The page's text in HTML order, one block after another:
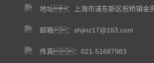
地址：上海市浦东新区祝桥镇金
邮箱：shjinz17@163.com
传真：021-51687983